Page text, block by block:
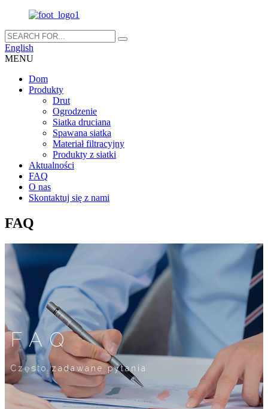
English
MENU
Dom
Produkty
Drut
Ogrodzenie
Siatka druciana
Spawana siatka
Materiał filtracyjny
Produkty z siatki
Aktualności
FAQ
O nas
Skontaktuj się z nami
FAQ
FAQ
Często zadawane pytania